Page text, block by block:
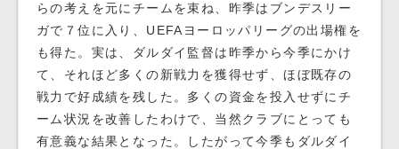
らの考えを元にチームを束ね、昨季はブンデスリー
ガで７位に入り、UEFAヨーロッパリーグの出場権を
も得た。実は、ダルダイ監督は昨季から今季にかけ
て、それほど多くの新戦力を獲得せず、ほぼ既存の
戦力で好成績を残した。多くの資金を投入せずにチ
ーム状況を改善したわけで、当然クラブにとっても
有意義な結果となった。したがって今季もダルダイ